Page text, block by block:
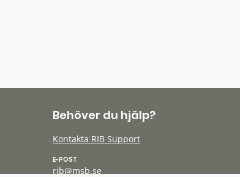
Behöver du hjälp?
Kontakta RIB Support
E-POST
rib@msb.se